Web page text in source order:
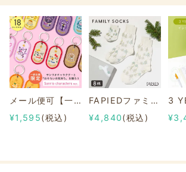
メール便可【一部店舗限定】2/8b PAIR KEY RING Sanrio characters ver.
¥1,595(税込)
FAPIEDファミリーソックスセット 総柄
¥4,840(税込)